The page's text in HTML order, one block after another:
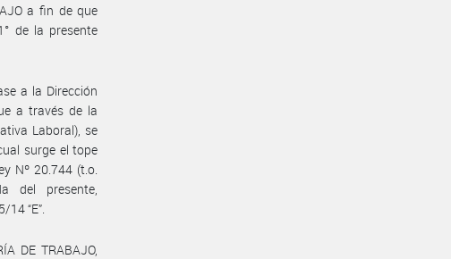
a fin de que
de la presente
a la Dirección
a través de la
Laboral), se
surge el tope
Nº 20.744 (t.o.
del presente,
“E”.
DE TRABAJO,